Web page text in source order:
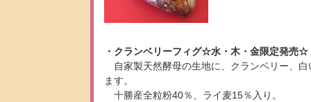
・クランベリーフィグ☆水・木・金限定発売☆
自家製天然酵母の生地に、クランベリー、
ます。
十勝産全粒粉40％、ライ麦15％入り。